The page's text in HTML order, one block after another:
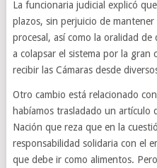
La funcionaria judicial explicó
plazos, sin perjuicio de
procesal, así como la oralidad de
a colapsar el sistema por la gran
recibir las Cámaras desde
Otro cambio está relacionado
habíamos trasladado un artículo
Nación que reza que en la
responsabilidad solidaria con el
que debe ir como alimentos.